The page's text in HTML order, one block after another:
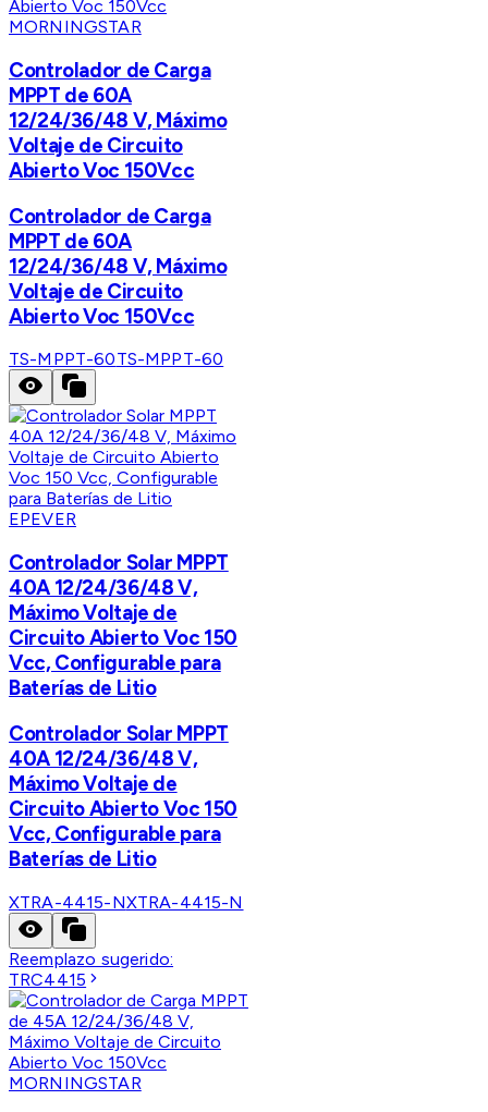
MORNINGSTAR
Controlador de Carga
MPPT de 60A
12/24/36/48 V, Máximo
Voltaje de Circuito
Abierto Voc 150Vcc
Controlador de Carga
MPPT de 60A
12/24/36/48 V, Máximo
Voltaje de Circuito
Abierto Voc 150Vcc
TS-MPPT-60TS-MPPT-60
EPEVER
Controlador Solar MPPT
40A 12/24/36/48 V,
Máximo Voltaje de
Circuito Abierto Voc 150
Vcc, Configurable para
Baterías de Litio
Controlador Solar MPPT
40A 12/24/36/48 V,
Máximo Voltaje de
Circuito Abierto Voc 150
Vcc, Configurable para
Baterías de Litio
XTRA-4415-NXTRA-4415-N
Reemplazo sugerido:
TRC4415
MORNINGSTAR